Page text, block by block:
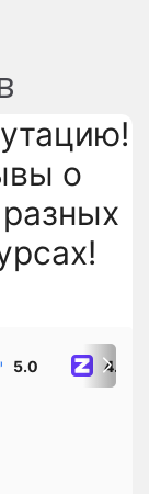
о
5.0 4.8